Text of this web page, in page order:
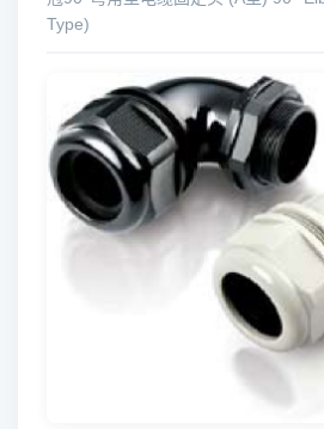
Type)